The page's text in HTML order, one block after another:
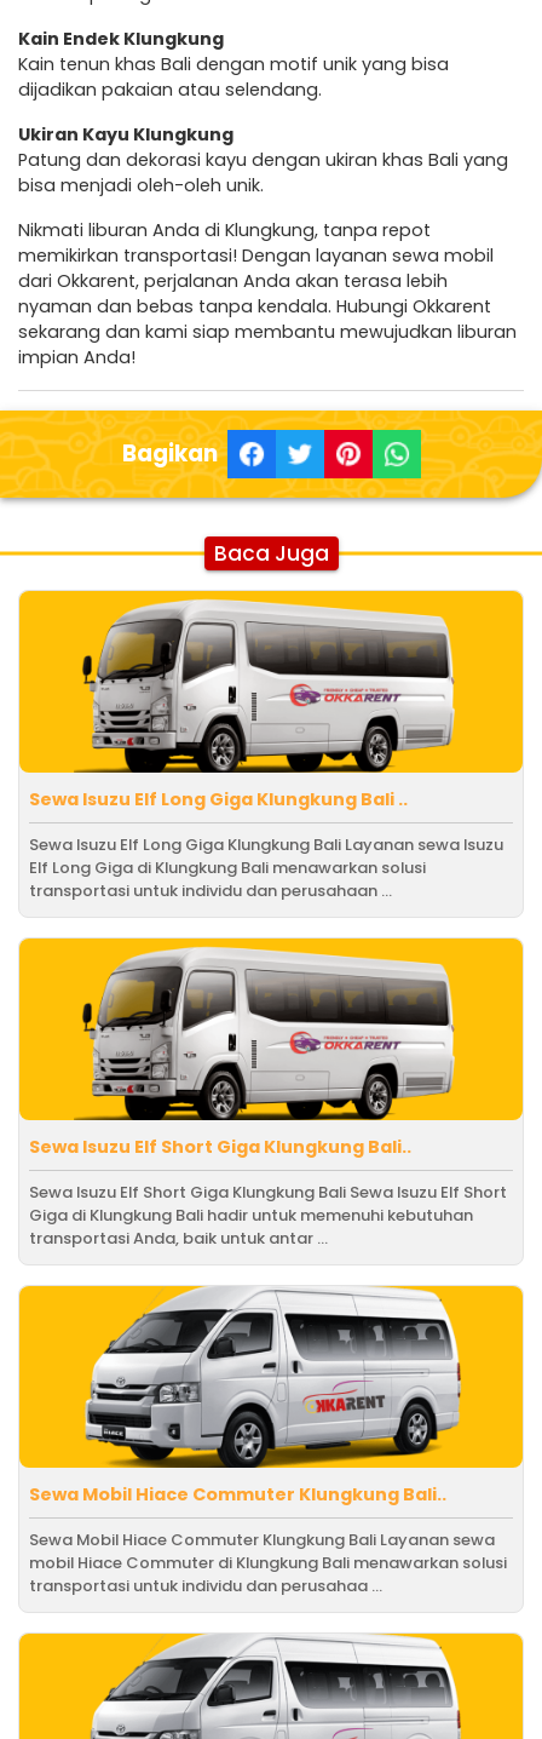
Kain Endek Klungkung
Kain tenun khas Bali dengan motif unik yang bisa
dijadikan pakaian atau selendang.
Ukiran Kayu Klungkung
Patung dan dekorasi kayu dengan ukiran khas Bali yang
bisa menjadi oleh-oleh unik.
Nikmati liburan Anda di Klungkung, tanpa repot
memikirkan transportasi! Dengan layanan sewa mobil
dari Okkarent, perjalanan Anda akan terasa lebih
nyaman dan bebas tanpa kendala. Hubungi Okkarent
sekarang dan kami siap membantu mewujudkan liburan
impian Anda!
Bagikan
Baca Juga
Sewa Isuzu Elf Long Giga Klungkung Bali ..
Sewa Isuzu Elf Long Giga Klungkung Bali Layanan sewa Isuzu
Elf Long Giga di Klungkung Bali menawarkan solusi
transportasi untuk individu dan perusahaan ...
Sewa Isuzu Elf Short Giga Klungkung Bali..
Sewa Isuzu Elf Short Giga Klungkung Bali Sewa Isuzu Elf Short
Giga di Klungkung Bali hadir untuk memenuhi kebutuhan
transportasi Anda, baik untuk antar ...
Sewa Mobil Hiace Commuter Klungkung Bali..
Sewa Mobil Hiace Commuter Klungkung Bali Layanan sewa
mobil Hiace Commuter di Klungkung Bali menawarkan solusi
transportasi untuk individu dan perusahaa ...